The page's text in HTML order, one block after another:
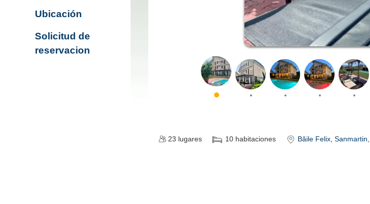
23 lugares 10 habitaciones Băile Felix,
Ubicación
Solicitud de
reservacion